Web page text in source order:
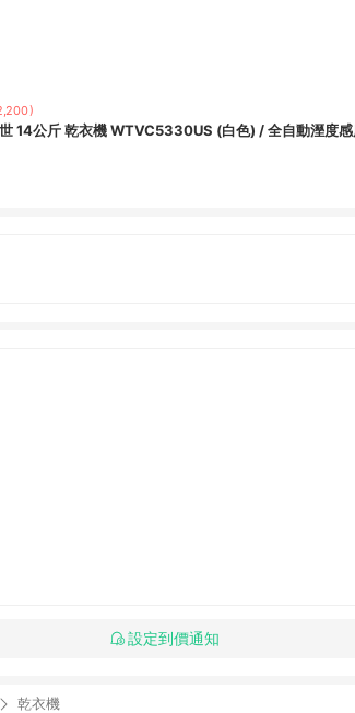
14公斤 乾衣機 WTVC5330US (白色) / 全自動溼度
設定到價通知
乾衣機